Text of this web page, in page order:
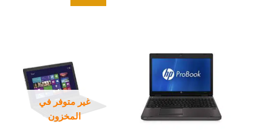
غير متوفر في
المخزون